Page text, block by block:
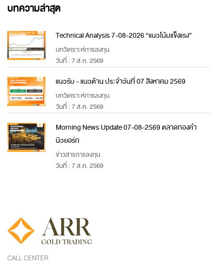
บทความล่าสุด
Technical Analysis 7-08-2026 “แนวโน้มแข็งแรง”
บทวิเคราะห์การลงทุน
วันที่ : 7 ส.ค. 2569
แนวรับ - แนวต้าน ประจำวันที่ 07 สิงหาคม 2569
บทวิเคราะห์การลงทุน
วันที่ : 7 ส.ค. 2569
Morning News Update 07-08-2569 ตลาดทองคำ
นิวยอร์ก
ข่าวสารการลงทุน
วันที่ : 7 ส.ค. 2569
CALL CENTER